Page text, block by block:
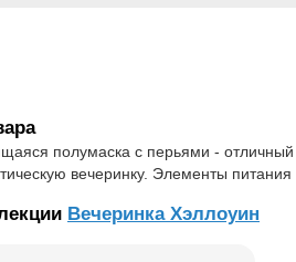
полумаска с перьями -
вечеринку. Элементы питания
Вечеринка Хэллоуин